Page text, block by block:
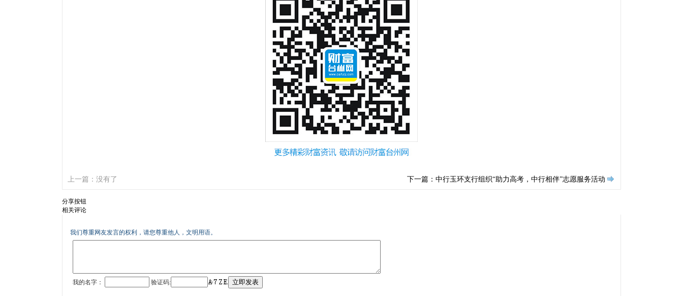
上一篇：没有了 下一篇：中行玉环支行组织“助力高考，中行相伴”志愿服务活动
分享按钮
相关评论